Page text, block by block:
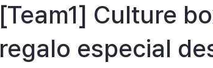
[Team1] Culture
regalo especial